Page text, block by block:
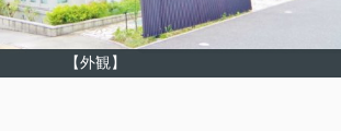
【外観】